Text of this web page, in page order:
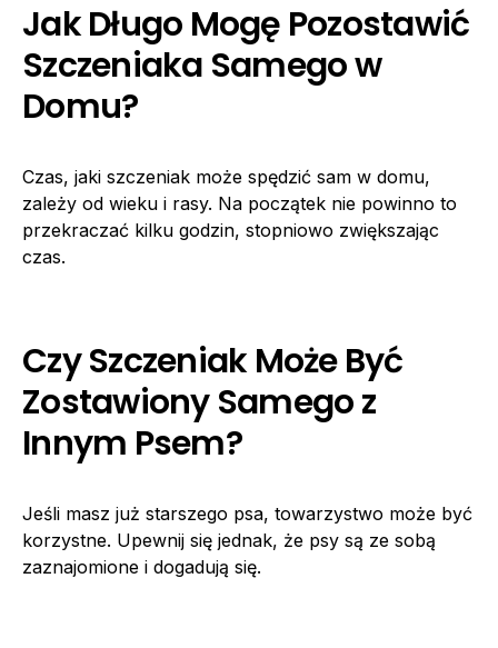
Jak Długo Mogę Pozostawić
Szczeniaka Samego w
Domu?
Czas, jaki szczeniak może spędzić sam w domu,
zależy od wieku i rasy. Na początek nie powinno to
przekraczać kilku godzin, stopniowo zwiększając
czas.
Czy Szczeniak Może Być
Zostawiony Samego z
Innym Psem?
Jeśli masz już starszego psa, towarzystwo może być
korzystne. Upewnij się jednak, że psy są ze sobą
zaznajomione i dogadują się.